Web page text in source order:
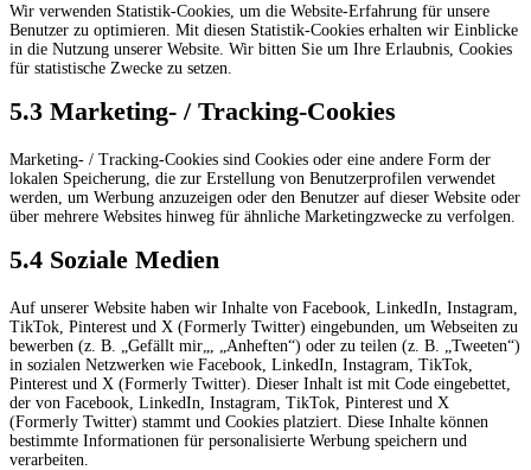
Wir verwenden Statistik-Cookies, um die Website-Erfahrung für unsere
Benutzer zu optimieren. Mit diesen Statistik-Cookies erhalten wir Einblicke
in die Nutzung unserer Website. Wir bitten Sie um Ihre Erlaubnis, Cookies
für statistische Zwecke zu setzen.
5.3 Marketing- / Tracking-Cookies
Marketing- / Tracking-Cookies sind Cookies oder eine andere Form der
lokalen Speicherung, die zur Erstellung von Benutzerprofilen verwendet
werden, um Werbung anzuzeigen oder den Benutzer auf dieser Website oder
über mehrere Websites hinweg für ähnliche Marketingzwecke zu verfolgen.
5.4 Soziale Medien
Auf unserer Website haben wir Inhalte von Facebook, LinkedIn, Instagram,
TikTok, Pinterest und X (Formerly Twitter) eingebunden, um Webseiten zu
bewerben (z. B. „Gefällt mir„, „Anheften“) oder zu teilen (z. B. „Tweeten“)
in sozialen Netzwerken wie Facebook, LinkedIn, Instagram, TikTok,
Pinterest und X (Formerly Twitter). Dieser Inhalt ist mit Code eingebettet,
der von Facebook, LinkedIn, Instagram, TikTok, Pinterest und X
(Formerly Twitter) stammt und Cookies platziert. Diese Inhalte können
bestimmte Informationen für personalisierte Werbung speichern und
verarbeiten.